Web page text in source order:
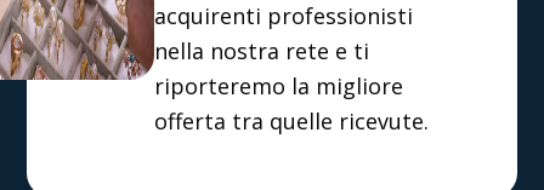
acquirenti professionisti
nella nostra rete e ti
riporteremo la migliore
offerta tra quelle ricevute.